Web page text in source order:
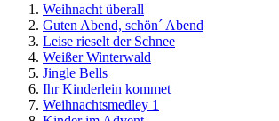
Weihnacht überall
Guten Abend, schön´ Abend
Leise rieselt der Schnee
Weißer Winterwald
Jingle Bells
Ihr Kinderlein kommet
Weihnachtsmedley 1